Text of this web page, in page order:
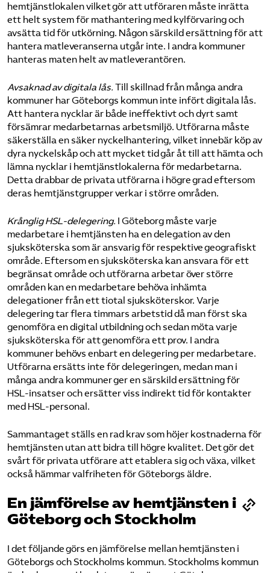
hemtjänstlokalen vilket gör att utföraren måste inrätta
ett helt system för mathantering med kylförvaring och
avsätta tid för utkörning. Någon särskild ersättning för att
hantera matleveranserna utgår inte. I andra kommuner
hanteras maten helt av matleverantören.
Avsaknad av digitala lås. Till skillnad från många andra
kommuner har Göteborgs kommun inte infört digitala lås.
Att hantera nycklar är både ineffektivt och dyrt samt
försämrar medarbetarnas arbetsmiljö. Utförarna måste
säkerställa en säker nyckelhantering, vilket innebär köp av
dyra nyckelskåp och att mycket tid går åt till att hämta och
lämna nycklar i hemtjänstlokalerna för medarbetarna.
Detta drabbar de privata utförarna i högre grad eftersom
deras hemtjänstgrupper verkar i större områden.
Krånglig HSL-delegering.
I Göteborg måste varje
medarbetare i hemtjänsten ha en delegation av den
sjuksköterska som är ansvarig för respektive geografiskt
område. Eftersom en sjuksköterska kan ansvara för ett
begränsat område och utförarna arbetar över större
områden kan en medarbetare behöva inhämta
delegationer från ett tiotal sjuksköterskor. Varje
delegering tar flera timmars arbetstid då man först ska
genomföra en digital utbildning och sedan möta varje
sjuksköterska för att genomföra ett prov. I andra
kommuner behövs enbart en delegering per medarbetare.
Utförarna ersätts inte för delegeringen, medan man i
många andra kommuner ger en särskild ersättning för
HSL-insatser och ersätter viss indirekt tid för kontakter
med HSL-personal.
Sammantaget ställs en rad krav som höjer kostnaderna för
hemtjänsten utan att bidra till högre kvalitet. Det gör det
svårt för privata utförare att etablera sig och växa, vilket
också hämmar valfriheten för Göteborgs äldre.
En jämförelse av hemtjänsten i
Göteborg och Stockholm
I det följande görs en jämförelse mellan hemtjänsten i
Göteborgs och Stockholms kommun. Stockholms kommun